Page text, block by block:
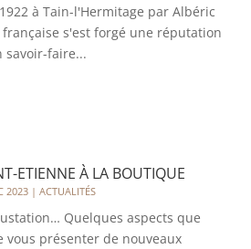
à Tain-l'Hermitage par Albéric
s'est forgé une réputation
savoir-faire...
ETIENNE À LA BOUTIQUE
2023 | ACTUALITÉS
Quelques aspects que
vous présenter de nouveaux